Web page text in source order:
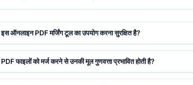
इस ऑनलाइन PDF मर्जिंग टूल का उपयोग करना सुरक्षित है?
PDF फाइलों को मर्ज करने से उनकी मूल गुणवत्ता प्रभावित होती है?